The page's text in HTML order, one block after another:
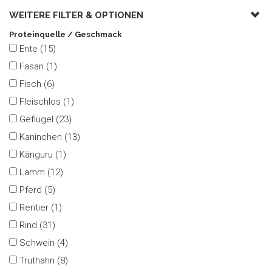
WEITERE FILTER & OPTIONEN
Proteinquelle / Geschmack
Ente (15)
Fasan (1)
Fisch (6)
Fleischlos (1)
Geflügel (23)
Kaninchen (13)
Känguru (1)
Lamm (12)
Pferd (5)
Rentier (1)
Rind (31)
Schwein (4)
Truthahn (8)